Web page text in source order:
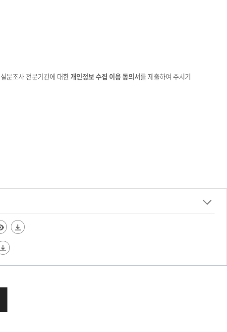
문조사 전문기관에 대한개인정보 수집 이용 동의서를 제출하여 주시기